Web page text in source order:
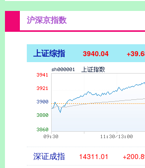
沪深京指数
上证综指 3940.04
深证成指 14311.01